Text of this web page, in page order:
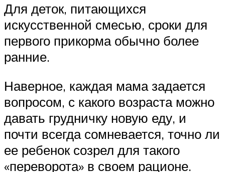
Для деток, питающихся
искусственной смесью, сроки для
первого прикорма обычно более
ранние.
Наверное, каждая мама задается
вопросом, с какого возраста можно
давать грудничку новую еду, и
почти всегда сомневается, точно ли
ее ребенок созрел для такого
«переворота» в своем рационе.